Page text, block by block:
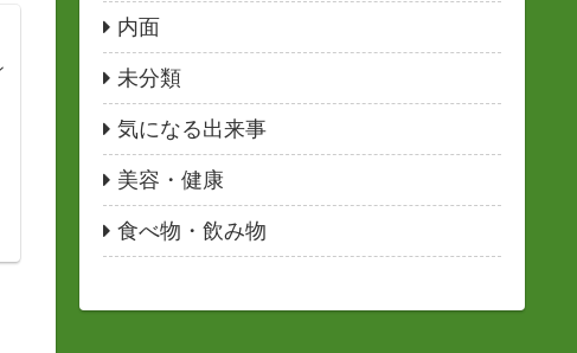
内面
未分類
気になる出来事
美容・健康
食べ物・飲み物